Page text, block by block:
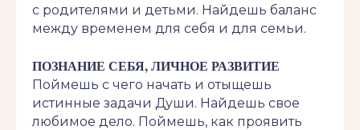
с родителями и детьми. Найдешь баланс
между временем для себя и для семьи.
ПОЗНАНИЕ СЕБЯ, ЛИЧНОЕ РАЗВИТИЕ
Поймешь с чего начать и отыщешь
истинные задачи Души. Найдешь свое
любимое дело. Поймешь, как проявить